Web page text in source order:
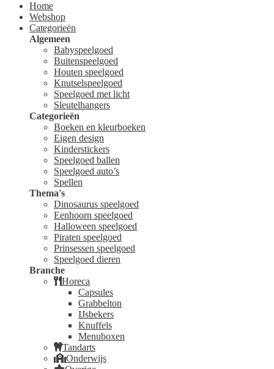
Home
Webshop
Categorieën
Algemeen
Babyspeelgoed
Buitenspeelgoed
Houten speelgoed
Knutselspeelgoed
Speelgoed met licht
Sleutelhangers
Categorieën
Boeken en kleurboeken
Eigen design
Kinderstickers
Speelgoed ballen
Speelgoed auto’s
Spellen
Thema's
Dinosaurus speelgoed
Eenhoorn speelgoed
Halloween speelgoed
Piraten speelgoed
Prinsessen speelgoed
Speelgoed dieren
Branche
Horeca
Capsules
Grabbelton
IJsbekers
Knuffels
Menuboxen
Tandarts
Onderwijs